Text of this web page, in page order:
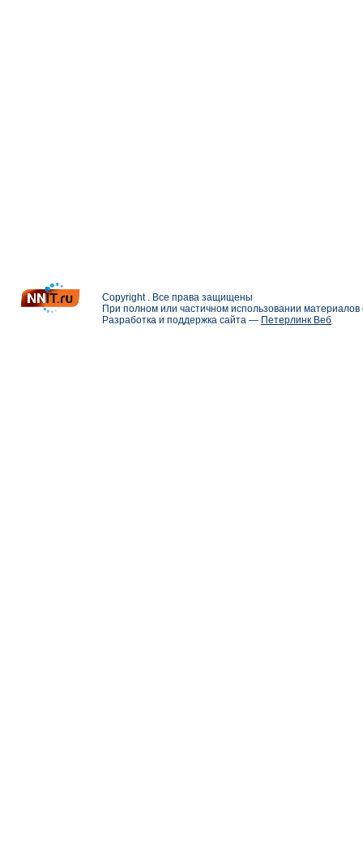
Copyright . Все права защищены
При полном или частичном использовании
Разработка и поддержка сайта — Петерлинк Веб